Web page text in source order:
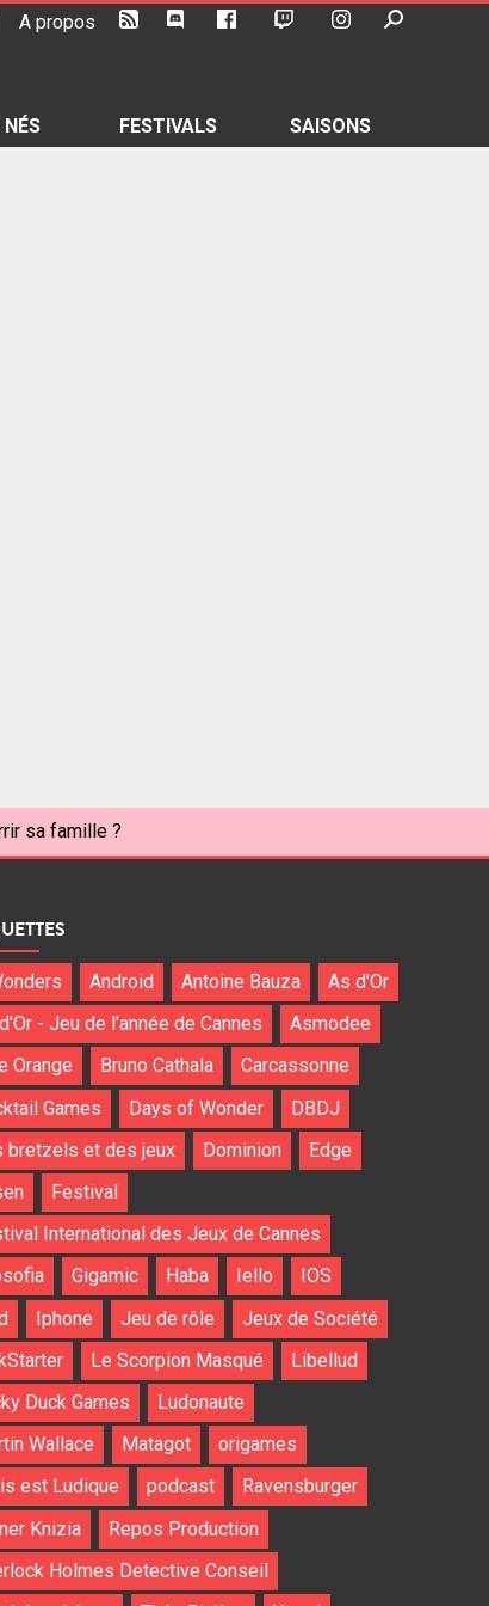
A propos
NÉS FESTIVALS SAISONS
sa famille ?
Android Antoine Bauza
As d'Or
- Jeu de l'année de Cannes
Asmodee
Orange
Bruno Cathala
Carcassonne
Games
Days of Wonder
DBDJ
bretzels et des jeux
Dominion
Edge
Festival
International des Jeux de Cannes
Gigamic Haba Iello
IOS
Iphone Jeu de rôle
Jeux de Société
Le Scorpion Masqué
Libellud
Duck Games
Ludonaute
Wallace
Matagot
origames
est Ludique
podcast
Ravensburger
Knizia
Repos Production
Holmes Detective Conseil